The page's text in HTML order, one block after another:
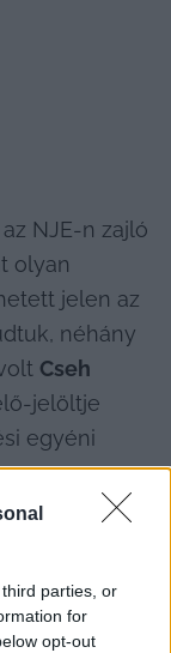
parties, or
for
opt-out
NJE-n zajló
olyan
jelen az
néhány
Cseh
jelöltje
egyéni
eseményt
kaptak